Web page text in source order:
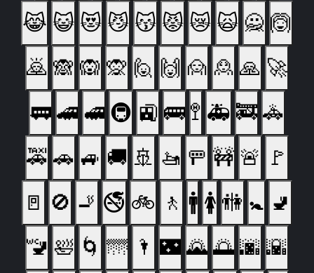
😹 😺 😻 😼 😽 😾 😿 🙀 🙅 🙆
🙇 🙈 🙉 🙊 🙋 🙌 🙍 🙎 🙏 🚀
🚃 🚄 🚅 🚇 🚉 🚌 🚏 🚑 🚒 🚓
🚕 🚗 🚙 🚚 🚢 🚤 🚥 🚧 🚨 🚩
🚪 🚫 🚬 🚭 🚲 🚶 🚹 🚺 🚻 🚼 🚽
🚾 🛀 🌀 🌁 🌂 🌃 🌄 🌅 🌆 🌇